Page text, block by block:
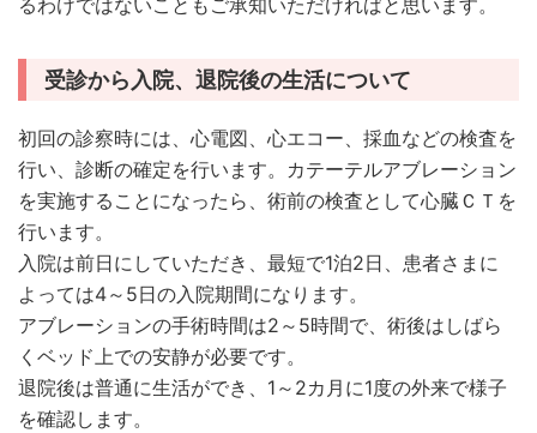
るわけではないこともご承知いただければと思います。
受診から入院、退院後の生活について
初回の診察時には、心電図、心エコー、採血などの検査を
行い、診断の確定を行います。カテーテルアブレーション
を実施することになったら、術前の検査として心臓ＣＴを
行います。
入院は前日にしていただき、最短で1泊2日、患者さまに
よっては4～5日の入院期間になります。
アブレーションの手術時間は2～5時間で、術後はしばら
くベッド上での安静が必要です。
退院後は普通に生活ができ、1～2カ月に1度の外来で様子
を確認します。